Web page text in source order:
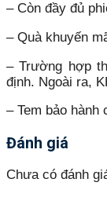
– Còn đầy đủ
– Quà khuyến
– Trường hợp
định. Ngoài ra,
– Tem bảo hành
Đánh giá
Chưa có đánh